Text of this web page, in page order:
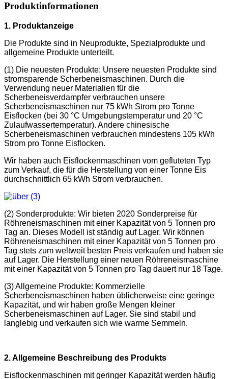
Produktinformationen
1. Produktanzeige
Die Produkte sind in Neuprodukte, Spezialprodukte und
allgemeine Produkte unterteilt.
(1) Die neuesten Produkte: Unsere neuesten Produkte sind
stromsparende Scherbeneismaschinen. Durch die
Verwendung neuer Materialien für die
Scherbeneisverdampfer verbrauchen unsere
Scherbeneismaschinen nur 75 kWh Strom pro Tonne
Eisflocken (bei 30 °C Umgebungstemperatur und 20 °C
Zulaufwassertemperatur). Andere chinesische
Scherbeneismaschinen verbrauchen mindestens 105 kWh
Strom pro Tonne Eisflocken.
Wir haben auch Eisflockenmaschinen vom gefluteten Typ
zum Verkauf, die für die Herstellung von einer Tonne Eis
durchschnittlich 65 kWh Strom verbrauchen.
(2) Sonderprodukte: Wir bieten 2020 Sonderpreise für
Röhreneismaschinen mit einer Kapazität von 5 Tonnen pro
Tag an. Dieses Modell ist ständig auf Lager. Wir können
Röhreneismaschinen mit einer Kapazität von 5 Tonnen pro
Tag stets zum weltweit besten Preis verkaufen und haben sie
auf Lager. Die Herstellung einer neuen Röhreneismaschine
mit einer Kapazität von 5 Tonnen pro Tag dauert nur 18 Tage.
(3) Allgemeine Produkte: Kommerzielle
Scherbeneismaschinen haben üblicherweise eine geringe
Kapazität, und wir haben große Mengen kleiner
Scherbeneismaschinen auf Lager. Sie sind stabil und
langlebig und verkaufen sich wie warme Semmeln.
2. Allgemeine Beschreibung des Produkts
Eisflockenmaschinen mit geringer Kapazität werden häufig